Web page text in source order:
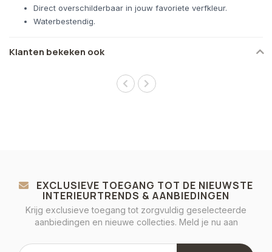
Direct overschilderbaar in jouw favoriete verfkleur.
Waterbestendig.
Klanten bekeken ook
EXCLUSIEVE TOEGANG TOT DE NIEUWSTE
INTERIEURTRENDS & AANBIEDINGEN
Krijg exclusieve toegang tot zorgvuldig geselecteerde
aanbiedingen en nieuwe collecties. Meld je nu aan